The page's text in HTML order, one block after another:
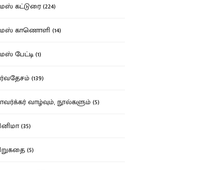
கட்டுரை (224)
காணொளி (14)
பேட்டி (1)
(139)
வாழ்வும், நூல்களும் (5)
(35)
(5)